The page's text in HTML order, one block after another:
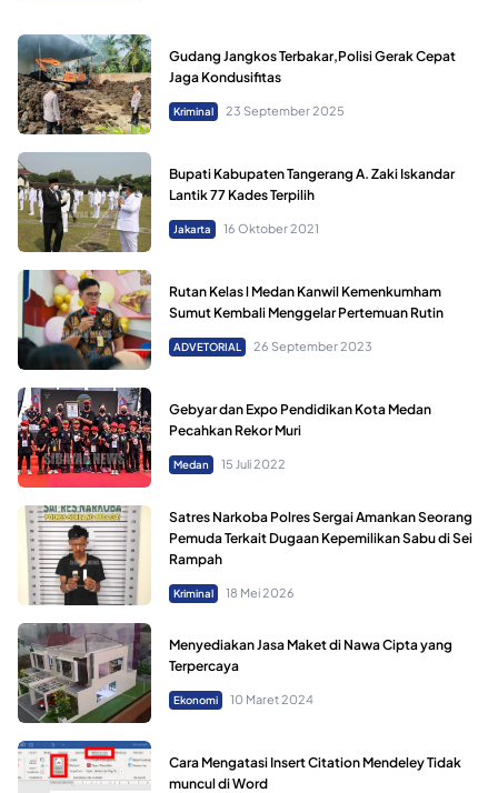
Gudang Jangkos Terbakar,Polisi Gerak Cepat
Jaga Kondusifitas
Kriminal 23 September 2025
Bupati Kabupaten Tangerang A. Zaki Iskandar
Lantik 77 Kades Terpilih
Jakarta 16 Oktober 2021
Rutan Kelas l Medan Kanwil Kemenkumham
Sumut Kembali Menggelar Pertemuan Rutin
ADVETORIAL 26 September 2023
Gebyar dan Expo Pendidikan Kota Medan
Pecahkan Rekor Muri
Medan 15 Juli 2022
Satres Narkoba Polres Sergai Amankan Seorang
Pemuda Terkait Dugaan Kepemilikan Sabu di Sei
Rampah
Kriminal 18 Mei 2026
Menyediakan Jasa Maket di Nawa Cipta yang
Terpercaya
Ekonomi 10 Maret 2024
Cara Mengatasi Insert Citation Mendeley Tidak
muncul di Word